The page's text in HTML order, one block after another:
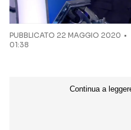
ANTEPRIME
RETROSCENA
PUBBLICATO 22 MAGGIO 2020
01:38